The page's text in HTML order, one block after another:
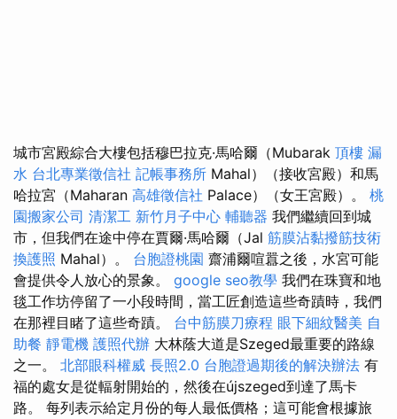
城市宮殿綜合大樓包括穆巴拉克·馬哈爾（Mubarak 頂樓 漏
水 台北專業徵信社 記帳事務所 Mahal）（接收宮殿）和馬
哈拉宮（Maharan 高雄徵信社 Palace）（女王宮殿）。 桃
園搬家公司 清潔工 新竹月子中心 輔聽器 我們繼續回到城
市，但我們在途中停在賈爾·馬哈爾（Jal 筋膜沾黏撥筋技術
換護照 Mahal）。 台胞證桃園 齋浦爾喧囂之後，水宮可能
會提供令人放心的景象。 google seo教學 我們在珠寶和地
毯工作坊停留了一小段時間，當工匠創造這些奇蹟時，我們
在那裡目睹了這些奇蹟。 台中筋膜刀療程 眼下細紋醫美 自
助餐 靜電機 護照代辦 大林蔭大道是Szeged最重要的路線
之一。 北部眼科權威 長照2.0 台胞證過期後的解決辦法 有
福的處女是從輻射開始的，然後在újszeged到達了馬卡
路。 每列表示給定月份的每人最低價格；這可能會根據旅